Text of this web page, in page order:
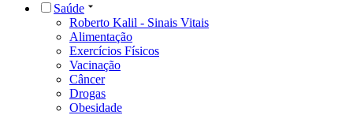
Saúde
Roberto Kalil - Sinais Vitais
Alimentação
Exercícios Físicos
Vacinação
Câncer
Drogas
Obesidade